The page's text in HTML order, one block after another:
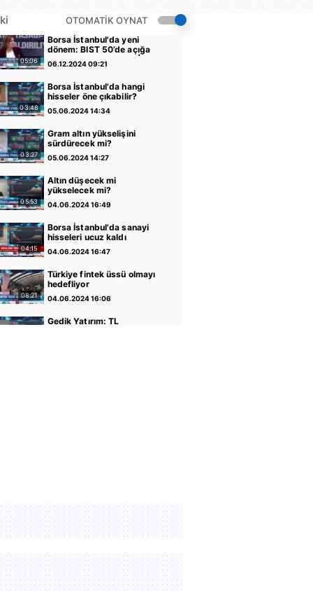
OTOMATİK OYNAT
05:06
Borsa İstanbul'da yeni
dönem: BIST 50’de açığa
satış yasağı kaldırıldı |
Video
06.12.2024 09:21
03:48
Borsa İstanbul'da hangi
hisseler öne çıkabilir?
05.06.2024 14:34
03:27
Gram altın yükselişini
sürdürecek mi?
05.06.2024 14:27
05:53
Altın düşecek mi
yükselecek mi?
04.06.2024 16:49
04:15
Borsa İstanbul'da sanayi
hisseleri ucuz kaldı
04.06.2024 16:47
08:21
Türkiye fintek üssü olmayı
hedefliyor
04.06.2024 16:06
Gedik Yatırım: TL
01:12
İnfo Yatırım: Ons altın için
2400 seviyesi önemli
30.04.2024 17:02
35:30
TCMB Başkanı Fatih
Karahan: Parasal sıkılığı
koruyacağız
08.02.2024 11:36